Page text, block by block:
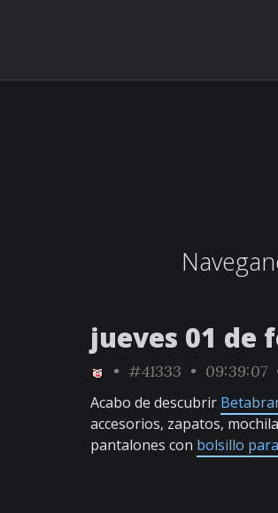
jueves 01 de
• #41333 • 09:39:07
Acabo de descubrir
accesorios, zapatos,
pantalones con bolsillo